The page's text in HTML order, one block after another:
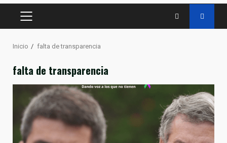
MENÚ
Inicio falta de transparencia
falta de transparencia